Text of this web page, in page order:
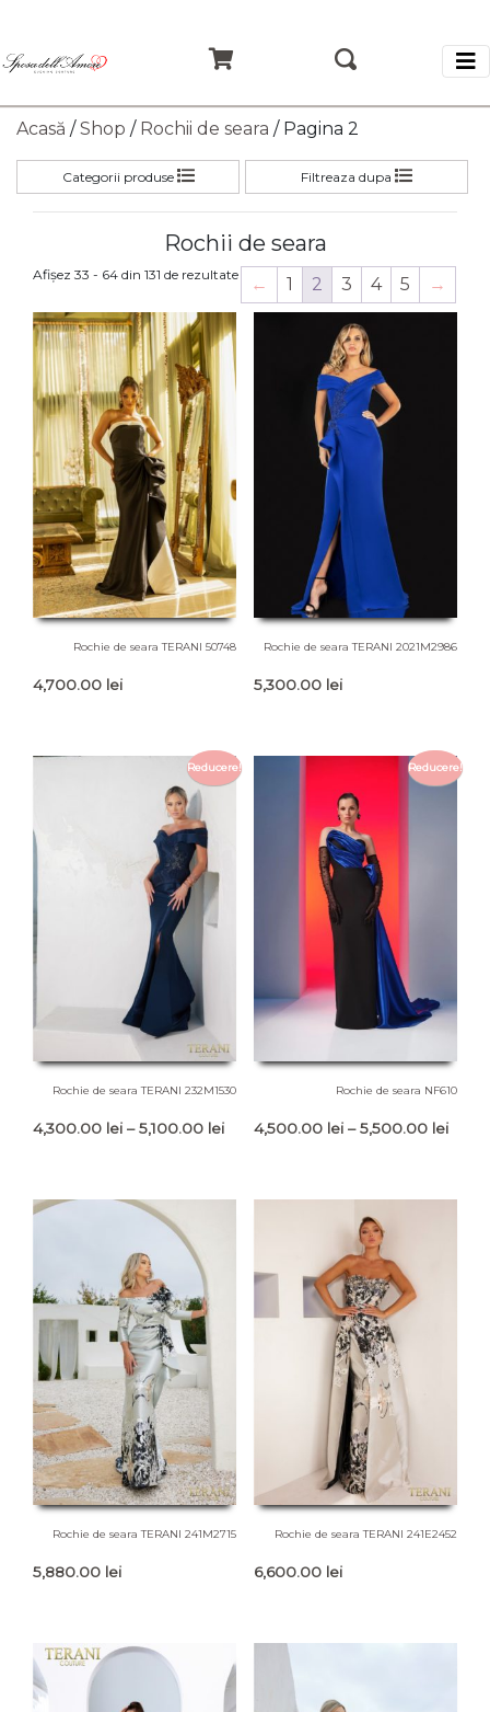
Acasă /Shop / Rochii de seara / Pagina 2
Categorii produse Filtreaza dupa
Rochii de seara
Afișez 33 - 64 din 131 de rezultateSortat
după
cele
← 1 2 3 4 5 →
Rochie de seara TERANI 50748
4,700.00 lei
Rochie de seara TERANI 2021M2986
5,300.00 lei
Reducere!
Rochie de seara TERANI 232M1530
4,300.00 lei – 5,100.00 leiInterval
Reducere!
Rochie de seara NF610
4,500.00 lei – 5,500.00 lei
Rochie de seara TERANI 241M2715
5,880.00 lei
Rochie de seara TERANI 241E2452
6,600.00 lei